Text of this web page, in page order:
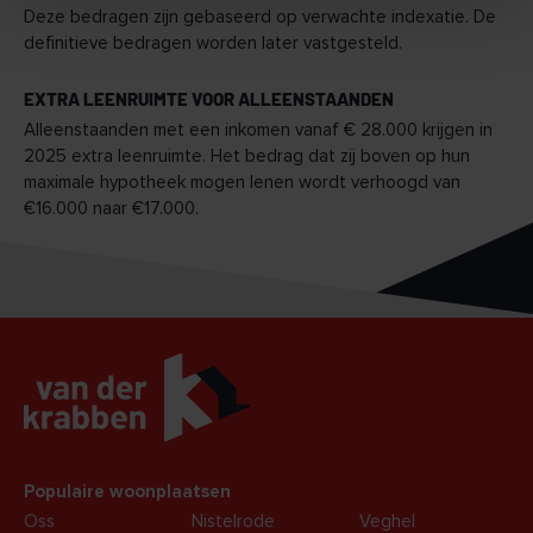
Deze bedragen zijn gebaseerd op verwachte indexatie. De
definitieve bedragen worden later vastgesteld.
EXTRA LEENRUIMTE VOOR ALLEENSTAANDEN
Alleenstaanden met een inkomen vanaf € 28.000 krijgen in
2025 extra leenruimte. Het bedrag dat zij boven op hun
maximale hypotheek mogen lenen wordt verhoogd van
€16.000 naar €17.000.
Populaire woonplaatsen
Oss
Nistelrode Veghel